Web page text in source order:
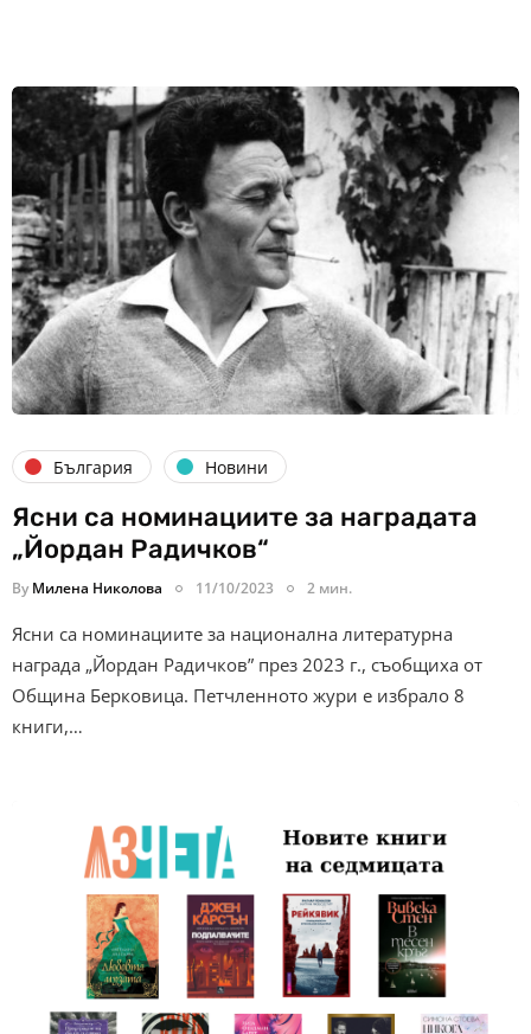
България Новини
Ясни са номинациите за наградата
„Йордан Радичков“
By Милена Николова 11/10/2023 2 мин.
Ясни са номинациите за национална литературна
награда „Йордан Радичков” през 2023 г., съобщиха от
Община Берковица. Петчленното жури е избрало 8
книги,…